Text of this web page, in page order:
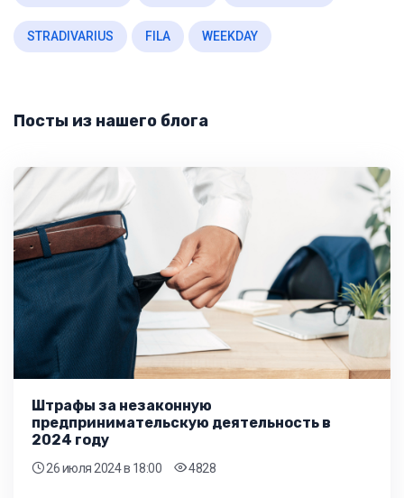
STRADIVARIUS FILA WEEKDAY
Посты из нашего блога
Штрафы за незаконную
предпринимательскую деятельность в
2024 году
26 июля 2024в 18:00 4828